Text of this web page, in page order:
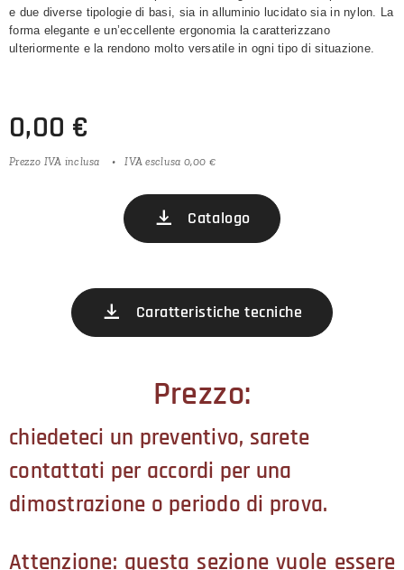
e due diverse tipologie di basi, sia in alluminio lucidato sia in nylon. La
forma elegante e un’eccellente ergonomia la caratterizzano
ulteriormente e la rendono molto versatile in ogni tipo di situazione.
0,00 €
Prezzo IVA inclusa IVA esclusa 0,00 €
Catalogo
Caratteristiche tecniche
Prezzo:
chiedeteci un preventivo, sarete
contattati per accordi per una
dimostrazione o periodo di prova.
Attenzione: questa sezione vuole essere